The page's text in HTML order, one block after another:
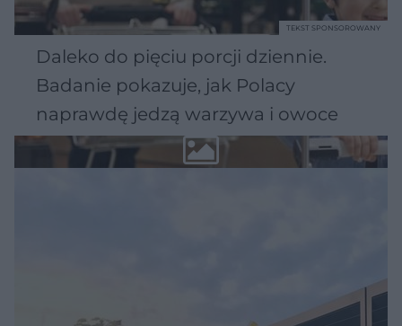
Daleko do pięciu porcji dziennie.
Badanie pokazuje, jak Polacy
naprawdę jedzą warzywa i owoce
TEKST SPONSOROWANY